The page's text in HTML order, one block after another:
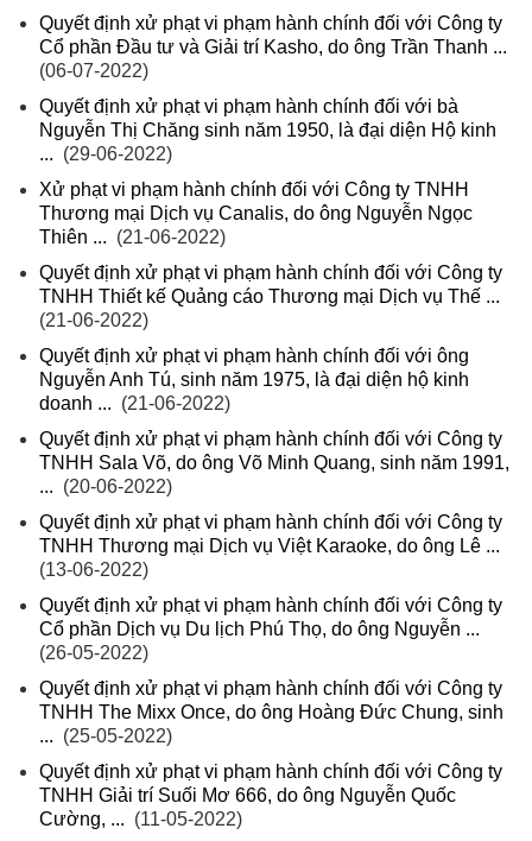
Quyết định xử phạt vi phạm hành chính đối với Công ty
Cổ phần Đầu tư và Giải trí Kasho, do ông Trần Thanh ...
(06-07-2022)
Quyết định xử phạt vi phạm hành chính đối với bà
Nguyễn Thị Chăng sinh năm 1950, là đại diện Hộ kinh
... (29-06-2022)
Xử phạt vi phạm hành chính đối với Công ty TNHH
Thương mại Dịch vụ Canalis, do ông Nguyễn Ngọc
Thiên ... (21-06-2022)
Quyết định xử phạt vi phạm hành chính đối với Công ty
TNHH Thiết kế Quảng cáo Thương mại Dịch vụ Thế ...
(21-06-2022)
Quyết định xử phạt vi phạm hành chính đối với ông
Nguyễn Anh Tú, sinh năm 1975, là đại diện hộ kinh
doanh ... (21-06-2022)
Quyết định xử phạt vi phạm hành chính đối với Công ty
TNHH Sala Võ, do ông Võ Minh Quang, sinh năm 1991,
... (20-06-2022)
Quyết định xử phạt vi phạm hành chính đối với Công ty
TNHH Thương mại Dịch vụ Việt Karaoke, do ông Lê ...
(13-06-2022)
Quyết định xử phạt vi phạm hành chính đối với Công ty
Cổ phần Dịch vụ Du lịch Phú Thọ, do ông Nguyễn ...
(26-05-2022)
Quyết định xử phạt vi phạm hành chính đối với Công ty
TNHH The Mixx Once, do ông Hoàng Đức Chung, sinh
... (25-05-2022)
Quyết định xử phạt vi phạm hành chính đối với Công ty
TNHH Giải trí Suối Mơ 666, do ông Nguyễn Quốc
Cường, ... (11-05-2022)